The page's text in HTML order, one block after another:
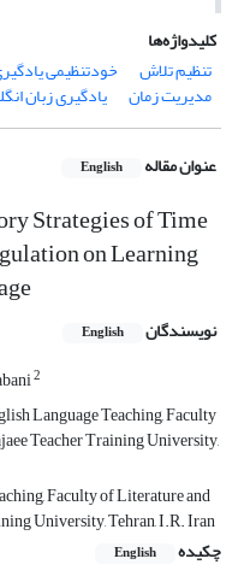
کلیدواژه‌ها
تنظیم تلاش
خودتنظیمی
مدیریت زمان یادگیری زبان
عنوان مقاله English
Strategies of Time
on Learning
نویسندگان English
2
Language Teaching, Faculty
Teacher Training University,
Faculty of Literature and
University, Tehran, I.R. Iran
چکیده
English